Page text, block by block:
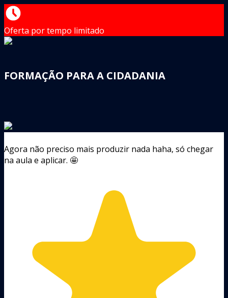
Oferta por tempo limitado
FORMAÇÃO PARA A CIDADANIA
Agora não preciso mais produzir nada haha, só chegar
na aula e aplicar. 🤩